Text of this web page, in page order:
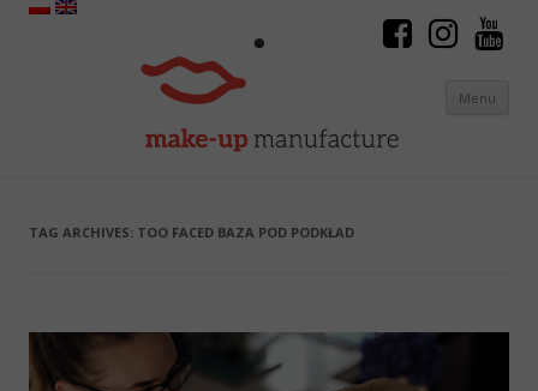
Menu
TAG ARCHIVES: TOO FACED BAZA POD PODKŁAD